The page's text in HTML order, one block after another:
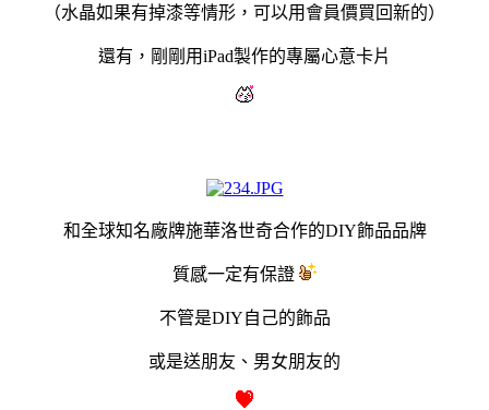
（水晶如果有掉漆等情形，可以用會員價買回新的）
還有， 剛剛用iPad製作的專屬心意卡片
和全球知名廠牌施華洛世奇合作的DIY飾品品牌
質感一定有保證
不管是DIY自己的飾品
或是送朋友、男女朋友的